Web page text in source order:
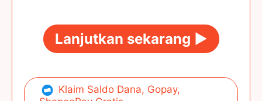
Lanjutkan sekarang ►
Klaim Saldo Dana, Gopay,